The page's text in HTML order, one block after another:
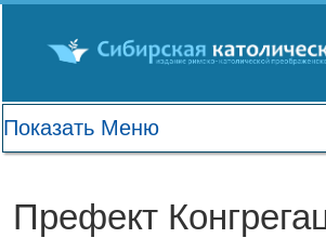
Префект